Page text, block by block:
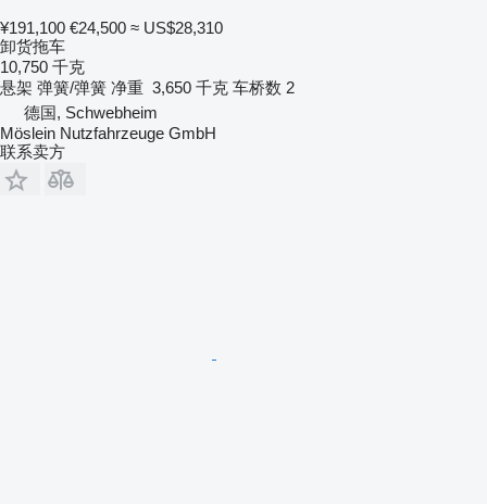
¥191,100 €24,500 ≈ US$28,310
卸货拖车
10,750 千克
悬架 弹簧/弹簧 净重 3,650 千克 车桥数 2
德国, Schwebheim
Möslein Nutzfahrzeuge GmbH
联系卖方